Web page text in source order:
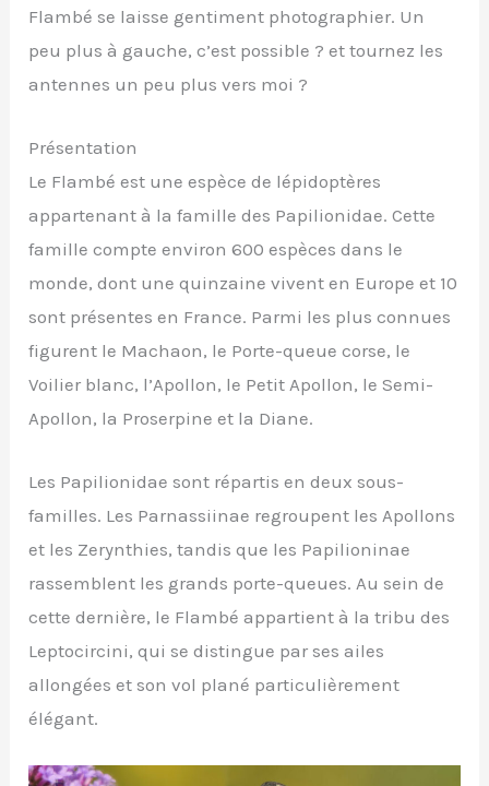
Flambé se laisse gentiment photographier. Un
peu plus à gauche, c’est possible ? et tournez les
antennes un peu plus vers moi ?
Présentation
Le Flambé est une espèce de lépidoptères
appartenant à la famille des Papilionidae. Cette
famille compte environ 600 espèces dans le
monde, dont une quinzaine vivent en Europe et 10
sont présentes en France. Parmi les plus connues
figurent le Machaon, le Porte-queue corse, le
Voilier blanc, l’Apollon, le Petit Apollon, le Semi-
Apollon, la Proserpine et la Diane.
Les Papilionidae sont répartis en deux sous-
familles. Les Parnassiinae regroupent les Apollons
et les Zerynthies, tandis que les Papilioninae
rassemblent les grands porte-queues. Au sein de
cette dernière, le Flambé appartient à la tribu des
Leptocircini, qui se distingue par ses ailes
allongées et son vol plané particulièrement
élégant.